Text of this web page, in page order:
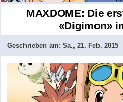
MAXDOME: Die
«Digimon»
Geschrieben am: Sa., 21. Feb. 2015